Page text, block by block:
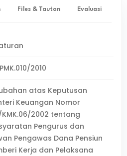
Files & Tautan Evaluasi
2010
atas Keputusan
Keuangan Nomor
KMK.06/2002 tentang
Pengurus dan
Pengawas Dana Pensiun
Kerja dan Pelaksana